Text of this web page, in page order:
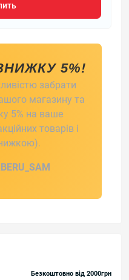
5%!
забрати
магазину та
5% на ваше
товарів і
Безкоштовно від 2000грн